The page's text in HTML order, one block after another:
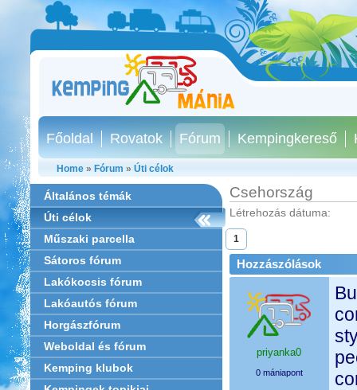
Főoldal Rovatok Fórum Kempingkereső
Home » Fórum » Úti célok
Általános témák
Úti célok
Műszaki parcella
Sátoros fórum
Lakókocsis fórum
Lakóautós fórum
Horgászfórum
Weboldal és fórum
Kemping klubok
Csehország
Létrehozás dátuma:
1
Hozzászólások
priyanka0
0 mániapont